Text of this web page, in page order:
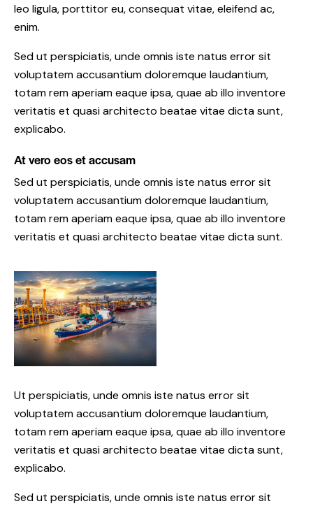
leo ligula, porttitor eu, consequat vitae, eleifend ac,
enim.
Sed ut perspiciatis, unde omnis iste natus error sit
voluptatem accusantium doloremque laudantium,
totam rem aperiam eaque ipsa, quae ab illo inventore
veritatis et quasi architecto beatae vitae dicta sunt,
explicabo.
At vero eos et accusam
Sed ut perspiciatis, unde omnis iste natus error sit
voluptatem accusantium doloremque laudantium,
totam rem aperiam eaque ipsa, quae ab illo inventore
veritatis et quasi architecto beatae vitae dicta sunt.
Ut perspiciatis, unde omnis iste natus error sit
voluptatem accusantium doloremque laudantium,
totam rem aperiam eaque ipsa, quae ab illo inventore
veritatis et quasi architecto beatae vitae dicta sunt,
explicabo.
Sed ut perspiciatis, unde omnis iste natus error sit